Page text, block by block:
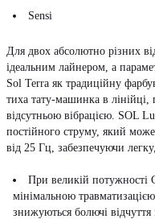
Sensi
Для двох абсолютно різних
ідеальним лайнером, а
Sol Terra як традиційну
тиха тату-машинка в
відсутньою вібрацією. SOL
постійного струму, який
від 25 Гц, забезпечуючи
При великій потужності
мінімальною
знижуються болючі відчуття